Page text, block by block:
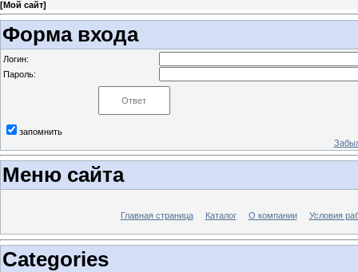
[Мой сайт]
Форма входа
Логин:
Пароль:
запомнить
Меню сайта
Главная страница Каталог О компании Условия
Categories